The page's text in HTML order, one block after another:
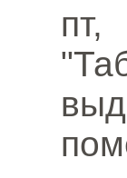
пт,